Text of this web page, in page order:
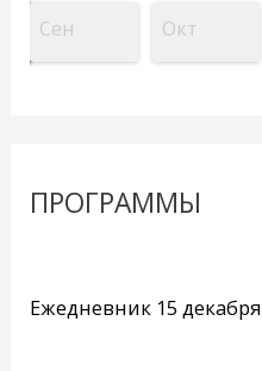
Сен Окт
ПРОГРАММЫ
Ежедневник 15 декабря